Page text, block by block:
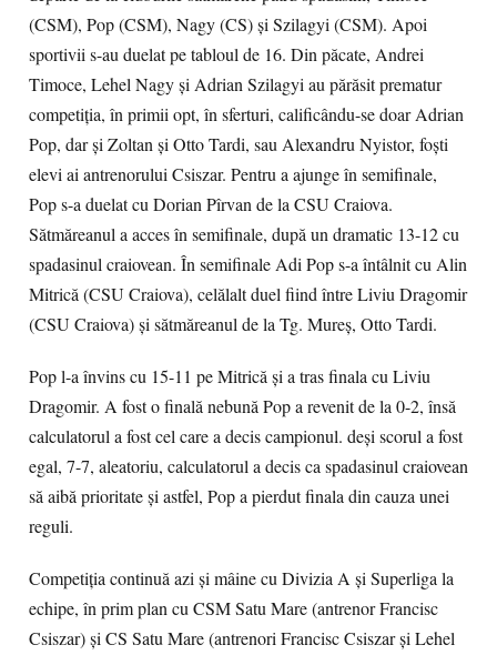
(CSM), Pop (CSM), Nagy (CS) şi Szilagyi (CSM). Apoi
sportivii s-au duelat pe tabloul de 16. Din păcate, Andrei
Timoce, Lehel Nagy şi Adrian Szilagyi au părăsit prematur
competiţia, în primii opt, în sferturi, calificându-se doar Adrian
Pop, dar şi Zoltan şi Otto Tardi, sau Alexandru Nyistor, foşti
elevi ai antrenorului Csiszar. Pentru a ajunge în semifinale,
Pop s-a duelat cu Dorian Pîrvan de la CSU Craiova.
Sătmăreanul a acces în semifinale, după un dramatic 13-12 cu
spadasinul craiovean. În semifinale Adi Pop s-a întâlnit cu Alin
Mitrică (CSU Craiova), celălalt duel fiind între Liviu Dragomir
(CSU Craiova) şi sătmăreanul de la Tg. Mureş, Otto Tardi.
Pop l-a învins cu 15-11 pe Mitrică şi a tras finala cu Liviu
Dragomir. A fost o finală nebună Pop a revenit de la 0-2, însă
calculatorul a fost cel care a decis campionul. deşi scorul a fost
egal, 7-7, aleatoriu, calculatorul a decis ca spadasinul craiovean
să aibă prioritate şi astfel, Pop a pierdut finala din cauza unei
reguli.
Competiţia continuă azi şi mâine cu Divizia A şi Superliga la
echipe, în prim plan cu CSM Satu Mare (antrenor Francisc
Csiszar) şi CS Satu Mare (antrenori Francisc Csiszar şi Lehel